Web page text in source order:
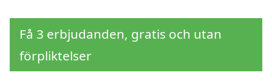
Få 3 erbjudanden, gratis och utan
förpliktelser